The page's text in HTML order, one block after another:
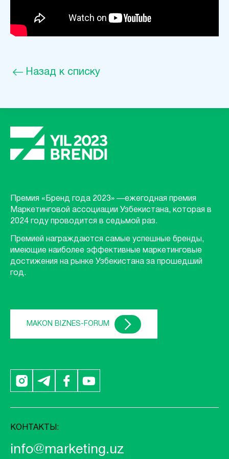
Назад к списку
Премия «Бренд года 2023» —ежегодная премия
Маркетинговой ассоциации Узбекистана, которая в
2024 году проводится в седьмой раз.
Премией награждаются самые успешные бренды,
имеющие наиболее эффективные маркетинговые
достижения на рынке Узбекистана за прошедший
год.
MAKON BIZNES-FORUM
КОНТАКТЫ:
info@marketing.uz